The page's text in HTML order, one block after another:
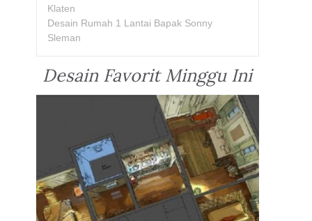
Klaten
Desain Rumah 1 Lantai Bapak Sonny
Sleman
Desain Favorit Minggu Ini